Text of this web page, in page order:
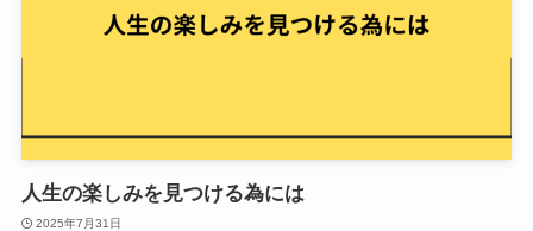
人生の楽しみを見つける為には
2025年7月31日